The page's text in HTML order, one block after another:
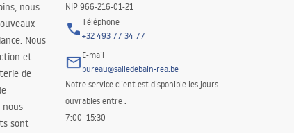
nous
Nous
et
de
nous
sont
NIP 966-216-01-21
Téléphone
+32 493 77 34 77
E-mail
bureau@salledebain-rea.be
Notre service client est disponible les jours
ouvrables entre :
7:00–15:30